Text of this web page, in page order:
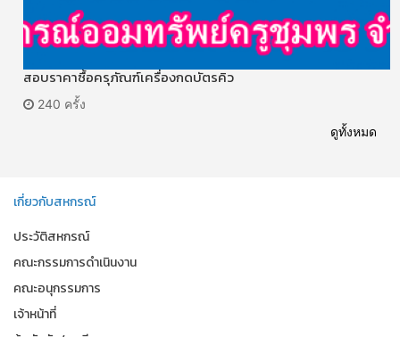
สอบราคาซื้อครุภัณฑ์เครื่องกดบัตรคิว
240 ครั้ง
ดูทั้งหมด
เกี่ยวกับสหกรณ์
ประวัติสหกรณ์
คณะกรรมการดำเนินงาน
คณะอนุกรรมการ
เจ้าหน้าที่